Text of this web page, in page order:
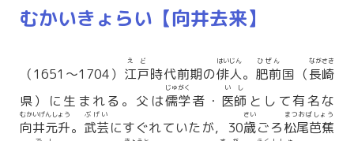
むかいきょらい【向井去来】
（1651〜1704） 江戸
えど
時代前期の俳人
はいじん
。 肥前
ひぜん
国（長崎
ながさき
県）に生まれる。父は儒学
じゅがく
者・ 医師
いし
として有名な
向井元升
むかいげんしょう
。 武芸
ぶげい
にすぐれていたが，30歳
さい
ごろ松尾芭蕉
まつおばしょう